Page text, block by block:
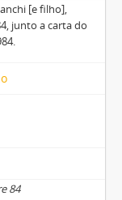
[e filho],
junto a carta do
84